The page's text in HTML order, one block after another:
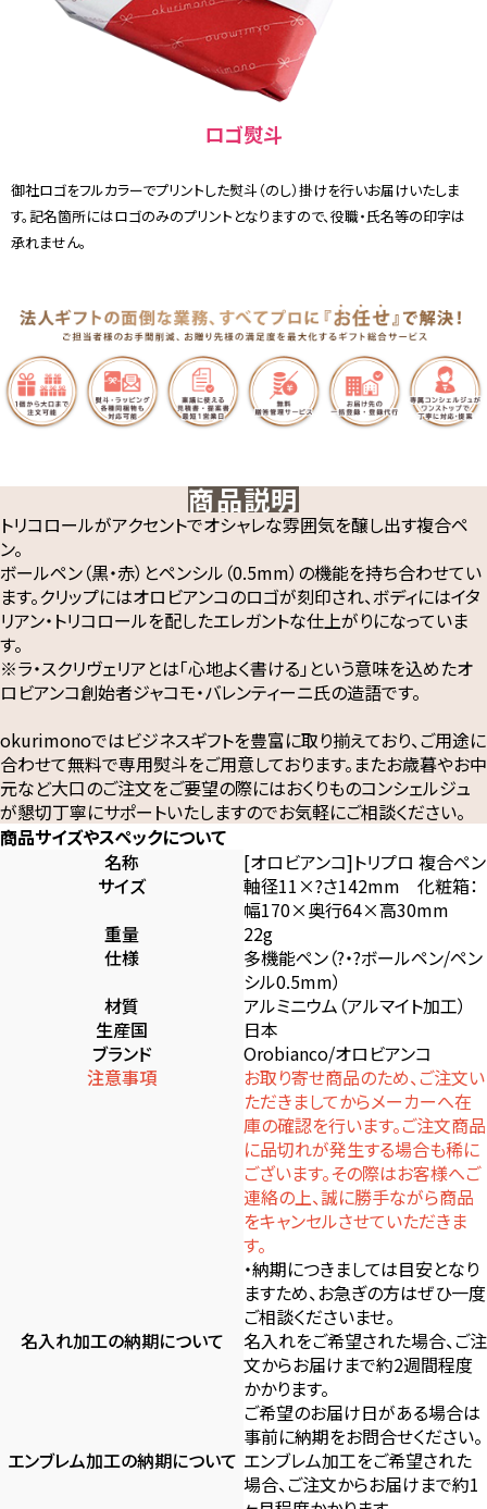
ロゴ熨斗
御社ロゴをフルカラーでプリントした熨斗（のし）掛けを行いお届けいたしま
す。記名箇所にはロゴのみのプリントとなりますので、役職・氏名等の印字は
承れません。
商品説明
トリコロールがアクセントでオシャレな雰囲気を醸し出す複合ペ
ン。
ボールペン（黒・赤）とペンシル（0.5mm）の機能を持ち合わせてい
ます。クリップにはオロビアンコのロゴが刻印され、ボディにはイタ
リアン・トリコロールを配したエレガントな仕上がりになっていま
す。
※ラ・スクリヴェリアとは「心地よく書ける」という意味を込めたオ
ロビアンコ創始者ジャコモ・バレンティーニ氏の造語です。
okurimonoではビジネスギフトを豊富に取り揃えており、ご用途に
合わせて無料で専用熨斗をご用意しております。またお歳暮やお中
元など大口のご注文をご要望の際にはおくりものコンシェルジュ
が懇切丁寧にサポートいたしますのでお気軽にご相談ください。
商品サイズやスペックについて
名称
[オロビアンコ]トリプロ 複合ペン
サイズ
軸径11×?さ142mm 化粧箱：
幅170×奥行64×高30mm
重量
22g
仕様
多機能ペン（?・?ボールペン/ペン
シル0.5mm）
材質
アルミニウム（アルマイト加工）
生産国
日本
ブランド
Orobianco/オロビアンコ
注意事項
お取り寄せ商品のため、ご注文い
ただきましてからメーカーへ在
庫の確認を行います。ご注文商品
に品切れが発生する場合も稀に
ございます。その際はお客様へご
連絡の上、誠に勝手ながら商品
をキャンセルさせていただきま
す。
・納期につきましては目安となり
ますため、お急ぎの方はぜひ一度
ご相談くださいませ。
名入れ加工の納期について
名入れをご希望された場合、ご注
文からお届けまで約2週間程度
かかります。
ご希望のお届け日がある場合は
事前に納期をお問合せください。
エンブレム加工の納期について エンブレム加工をご希望された
場合、ご注文からお届けまで約1